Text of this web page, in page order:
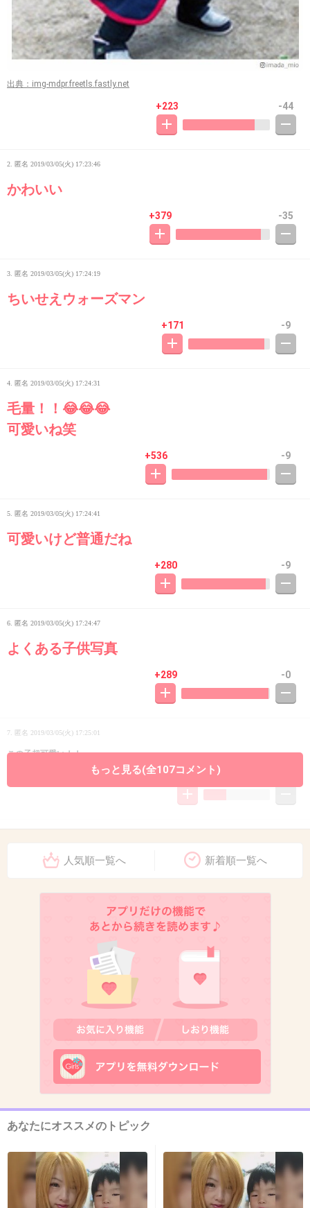
出典：img-mdpr.freetls.fastly.net
+223 -44
2. 匿名 2019/03/05(火) 17:23:46
かわいい
+379 -35
3. 匿名 2019/03/05(火) 17:24:19
ちいせえウォーズマン
+171 -9
4. 匿名 2019/03/05(火) 17:24:31
毛量！！😂😂😂
可愛いね笑
+536 -9
5. 匿名 2019/03/05(火) 17:24:41
可愛いけど普通だね
+280 -9
6. 匿名 2019/03/05(火) 17:24:47
よくある子供写真
+289 -0
7. 匿名 2019/03/05(火) 17:25:01
この子超可愛い！！
+22
なんでこんなにボケてるの？
2019/03/05(火) 17:25:15
可愛いのかよく分からない写真だな
2019/03/05(火) 17:25:18
髪、、？！
顔が小さすぎて毛量が目立つのかな？
可愛いね(*^o^*)
2019/03/05(火) 17:25:29
もっと見る(全107コメント)
人気順一覧へ 新着順一覧へ
あなたにオススメのトピック